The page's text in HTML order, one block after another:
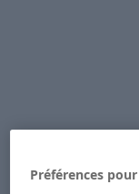
Préférences